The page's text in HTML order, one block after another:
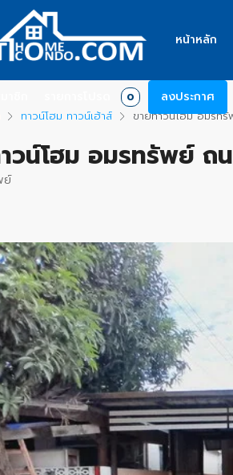
หน้าหลัก
0 ลงประกาศ
ทาวน์โฮม ทาวน์เฮ้าส์ ขายทาวน์โฮม อมรท
วน์โฮม อมรทรัพย์
ย์